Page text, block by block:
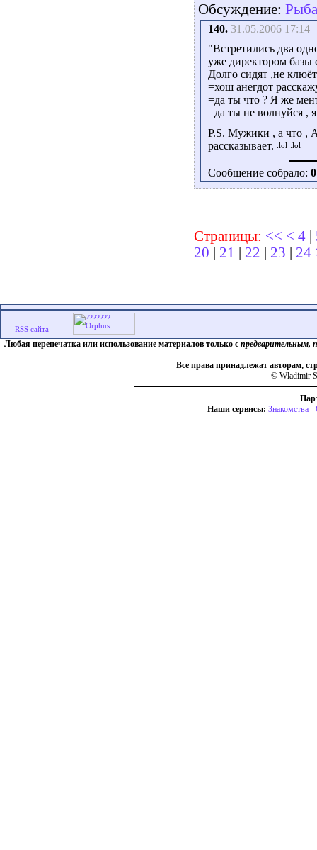
Обсуждение:
140. 31.05.2006 17:14
"Встретились два
уже директором базы
Долго сидят ,не
=хош анегдот
=да ты что ? Я же
=да ты не волнуйся ,
P.S. Мужики , а что ,
рассказывает.
Сообщение собрало: 0
Страницы: << < 4
20
21 22 23 24
Любая перепечатка или использование материалов только с предварительным,
Все права принадлежат авторам,
© Wladimir
Наши сервисы: Знакомства -